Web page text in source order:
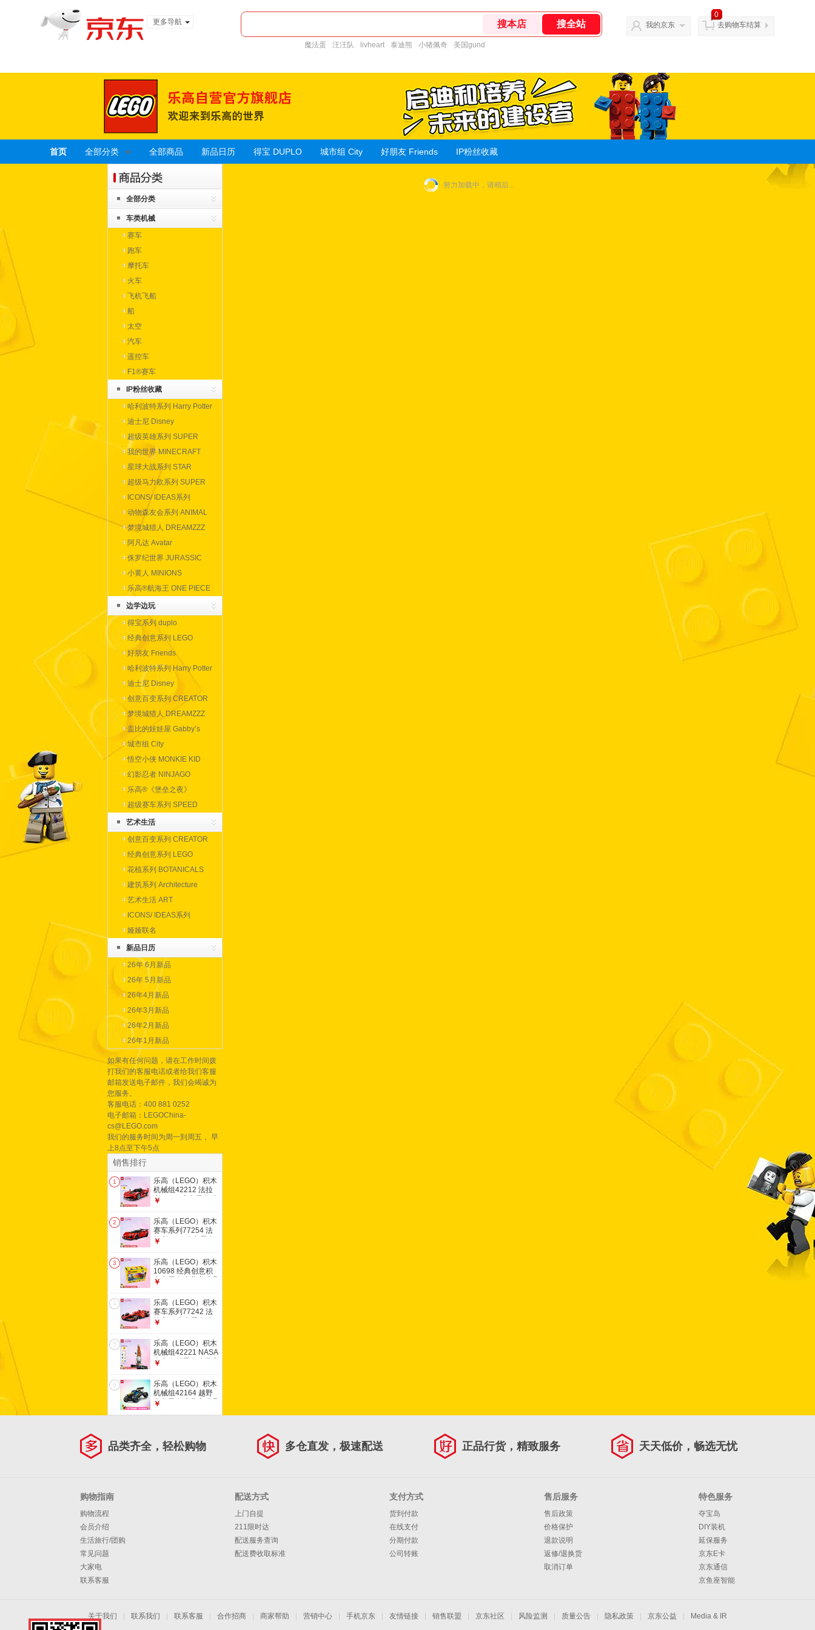
更多导航
魔法蛋 汪汪队 livheart 泰迪熊 小猪佩奇 美国gund
我的京东
0
去购物车结算
首页 全部分类 全部商品 新品日历 得宝 DUPLO 城市组 City 好朋友 Friends IP粉丝收藏
全部分类
车类机械
赛车
跑车
摩托车
火车
飞机飞船
船
太空
汽车
遥控车
F1®赛车
IP粉丝收藏
哈利波特系列 Harry Potter
迪士尼 Disney
超级英雄系列 SUPER
HEROES
我的世界 MINECRAFT
星球大战系列 STAR
WARS
超级马力欧系列 SUPER
MARIO
ICONS/ IDEAS系列
动物森友会系列 ANIMAL
CROSSING
梦境城猎人 DREAMZZZ
阿凡达 Avatar
侏罗纪世界 JURASSIC
WORLD
小黄人 MINIONS
乐高®航海王 ONE PIECE
边学边玩
得宝系列 duplo
经典创意系列 LEGO
CLASSIC
好朋友 Friends
哈利波特系列 Harry Potter
迪士尼 Disney
创意百变系列 CREATOR
梦境城猎人 DREAMZZZ
盖比的娃娃屋 Gabby’s
Dollhouse
城市组 City
悟空小侠 MONKIE KID
幻影忍者 NINJAGO
乐高®《堡垒之夜》
超级赛车系列 SPEED
CHAMPIONS
艺术生活
创意百变系列 CREATOR
经典创意系列 LEGO
CLASSIC
花植系列 BOTANICALS
建筑系列 Architecture
艺术生活 ART
ICONS/ IDEAS系列
娅娅联名
新品日历
26年 6月新品
26年 5月新品
26年4月新品
26年3月新品
26年2月新品
26年1月新品
如果有任何问题，请在工作时间拨
打我们的客服电话或者给我们客服
邮箱发送电子邮件，我们会竭诚为
您服务。
客服电话：400 881 0252
电子邮箱：LEGOChina-
cs@LEGO.com
我们的服务时间为周一到周五， 早
上8点至下午5点
销售排行
1
乐高（LEGO）积木
机械组42212 法拉
利FXX K赛车男女孩
礼物
￥
2
乐高（LEGO）积木
赛车系列77254 法
拉利SF90跑车男女
节礼物
￥
3
乐高（LEGO）积木
10698 经典创意积
木盒男女孩儿童玩具
￥
4
乐高（LEGO）积木
赛车系列77242 法
拉利F1赛车男女孩
礼物
￥
5
乐高（LEGO）积木
机械组42221 NASA
太空发射男女孩儿童
￥
6
乐高（LEGO）积木
机械组42164 越野
赛车男女孩儿童玩具
￥
努力加载中，请稍后...
品类齐全，轻松购物 多仓直发，极速配送 正品行货，精致服务 天天低价，畅选无忧
购物指南
购物流程
会员介绍
生活旅行/团购
常见问题
大家电
联系客服
配送方式
上门自提
211限时达
配送服务查询
配送费收取标准
支付方式
货到付款
在线支付
分期付款
公司转账
售后服务
售后政策
价格保护
退款说明
返修/退换货
取消订单
特色服务
夺宝岛
DIY装机
延保服务
京东E卡
京东通信
京鱼座智能
关于我们 联系我们 联系客服 合作招商 商家帮助 营销中心 手机京东 友情链接 销售联盟 京东社区 风险监测 质量公告 隐私政策 京东公益 Media & IR